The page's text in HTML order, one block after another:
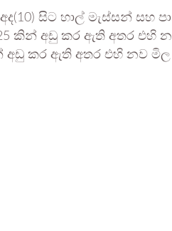
සිට හාල් මැස්සන් සහ
කින් අඩු කර ඇති අතර එහි
අඩු කර ඇති අතර එහි නව